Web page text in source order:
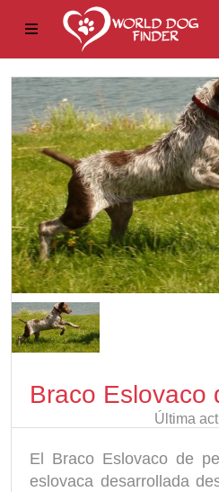
Braco Eslovaco
Última
El Braco Eslovaco de
eslovaca desarrollada